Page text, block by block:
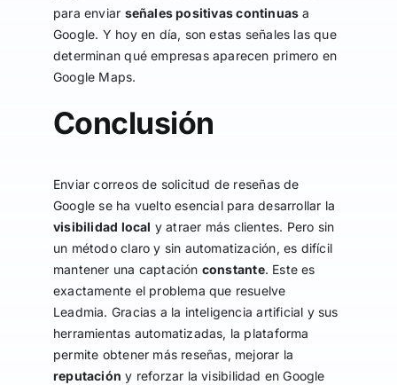
para enviar señales positivas continuas a
Google. Y hoy en día, son estas señales las que
determinan qué empresas aparecen primero en
Google Maps.
Conclusión
Enviar correos de solicitud de reseñas de
Google se ha vuelto esencial para desarrollar la
visibilidad local y atraer más clientes. Pero sin
un método claro y sin automatización, es difícil
mantener una captación constante. Este es
exactamente el problema que resuelve
Leadmia. Gracias a la inteligencia artificial y sus
herramientas automatizadas, la plataforma
permite obtener más reseñas, mejorar la
reputación y reforzar la visibilidad en Google